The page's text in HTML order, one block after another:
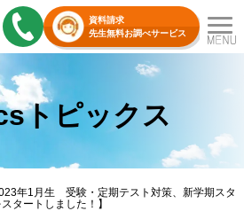
資料請求
先生無料お調べサービス
トピックス
年1月生 受験・定期テスト対策、新学期スタ
タートしました！】